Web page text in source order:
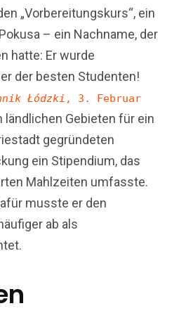
„Vorbereitungskurs“, ein
– ein Nachname, der
hatte: Er wurde
der besten Studenten!
Łódzki , 3. Februar
ländlichen Gebieten für ein
gegründeten
ein Stipendium, das
Mahlzeiten umfasste.
musste er den
ab als